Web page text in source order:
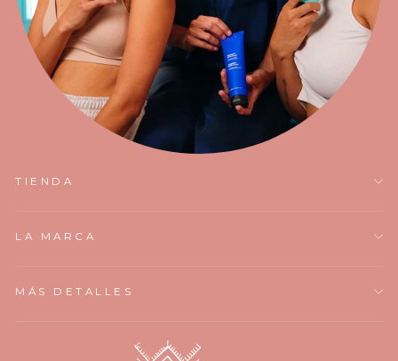
TIENDA
LA MARCA
MÁS DETALLES